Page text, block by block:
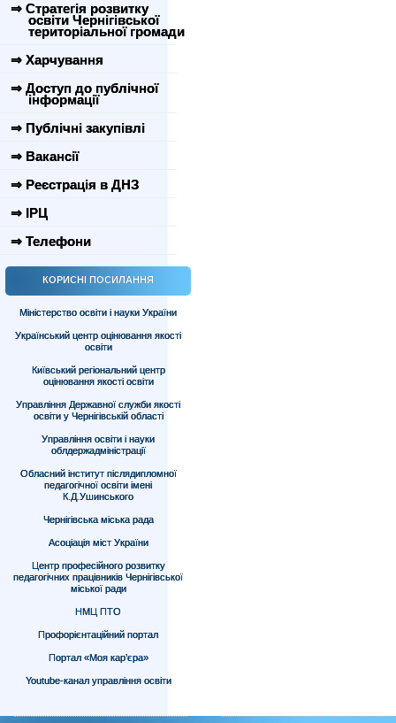
⇒ Стратегія розвитку
освіти Чернігівської
територіальної громади
⇒ Харчування
⇒ Доступ до публічної
інформації
⇒ Публічні закупівлі
⇒ Вакансії
⇒ Реєстрація в ДНЗ
⇒ ІРЦ
⇒ Телефони
КОРИСНІ ПОСИЛАННЯ
Міністерство освіти і науки України
Український центр оцінювання якості
освіти
Київський регіональний центр
оцінювання якості освіти
Управління Державної служби якості
освіти у Чернігівській області
Управління освіти і науки
облдержадміністрації
Обласний інститут післядипломної
педагогічної освіти імені
К.Д.Ушинського
Чернігівська міська рада
Асоціація міст України
Центр професійного розвитку
педагогічних працівників Чернігівської
міської ради
НМЦ ПТО
Профорієнтаційний портал
Портал «Моя кар’єра»
Youtube-канал управління освіти